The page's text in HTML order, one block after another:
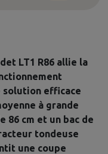
LT1 R86 allie la
efficace
à grande
86 cm et un bac de
tondeuse
une coupe